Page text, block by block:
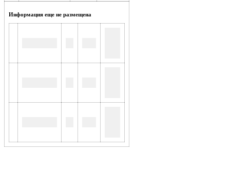
Информация еще не размещена